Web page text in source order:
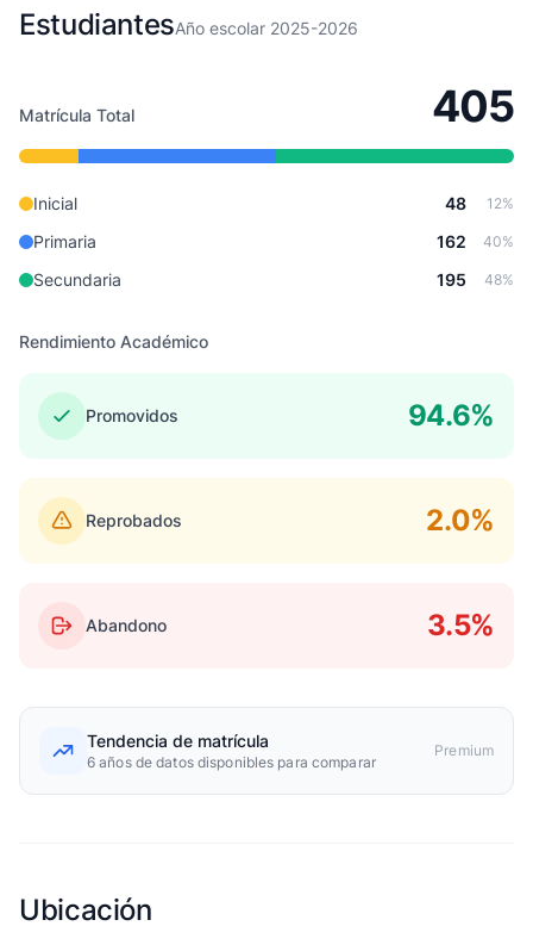
EstudiantesAño escolar 2025-2026
Matrícula Total 405
Inicial 48 12%
Primaria 162 40%
Secundaria 195 48%
Rendimiento Académico
Promovidos 94.6%
Reprobados 2.0%
Abandono 3.5%
Tendencia de matrícula
6 años de datos disponibles para comparar
Premium
Ubicación